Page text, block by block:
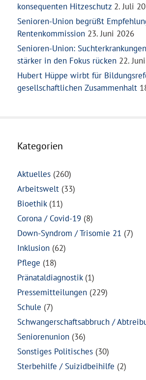
konsequenten Hitzeschutz 2. Juli
Senioren-Union begrüßt
Rentenkommission 23. Juni 2026
Senioren-Union:
stärker in den Fokus rücken 22.
Hubert Hüppe wirbt für
gesellschaftlichen Zusammenhalt
Kategorien
Aktuelles (260)
Arbeitswelt (33)
Bioethik(11)
Corona / Covid-19 (8)
Down-Syndrom / Trisomie 21 (7)
Inklusion (62)
Pflege (18)
Pränataldiagnostik(1)
Pressemitteilungen (229)
Schule (7)
Schwangerschaftsabbruch /
Seniorenunion (36)
Sonstiges Politisches (30)
Sterbehilfe / Suizidbeihilfe (2)